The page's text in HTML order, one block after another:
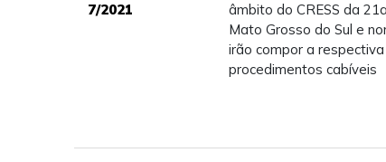
7/2021
âmbito do CRESS da
Mato Grosso do Sul e
irão compor a
procedimentos cabíveis